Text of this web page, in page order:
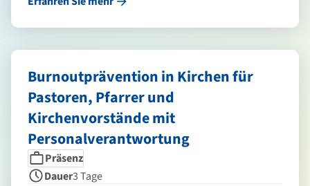
Burnoutprävention in Kirchen für
Pastoren, Pfarrer und
Kirchenvorstände mit
Personalverantwortung
Seminarform
Präsenz
Dauer
Dauer3 Tage